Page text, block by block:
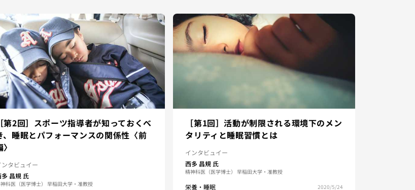
［第2回］スポーツ指導者が知っておくべ
、睡眠とパフォーマンスの関係性〈前
ンタビュイー
多 昌規氏
科医（医学博士） 早稲田大学・准教授
［第1回］活動が制限される環境下のメン
タリティと睡眠習慣とは
インタビュイー
西多 昌規 氏
精神科医（医学博士） 早稲田大学・准教授
栄養・睡眠 2020/5/24